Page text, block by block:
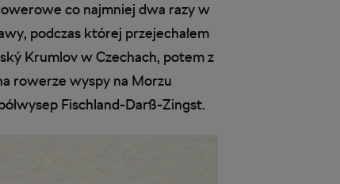
co najmniej dwa razy w
podczas której przejechałem
Krumlov w Czechach, potem z
rowerze wyspy na Morzu
Fischland-Darß-Zingst.